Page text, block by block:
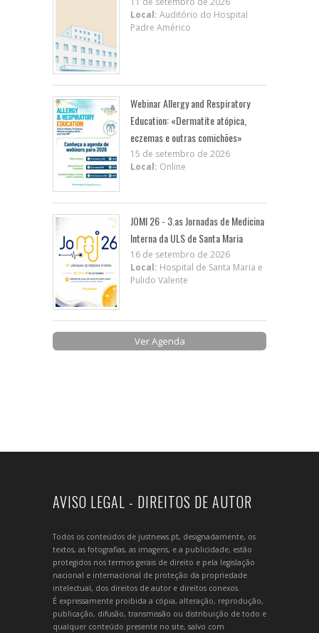
Local: Auditório do Hospital
Padre Américo
Webinar Allergy and Respiratory
Education: «Dermatite atópica,
eczemas e outras comichões»
15 de setembro de 2026
Local: Online
JOMI 26 - 3.as Jornadas de Medicina
Interna da ULS de Santa Maria
16 de setembro de 2026
Local: Hospital de Santa Maria e
Pulido Valente
Ver Agenda
AVISO LEGAL - DIREITOS DE AUTOR
Todos os conteúdos de justnews.pt, designadamente, os
textos, as fotografias, as imagens, e a publicidade, estão
protegidos nos termos gerais de direito e pela legislação
nacional e internacional de proteção da propriedade
intelectual, dos direitos de autor e direitos conexos.
É expressamente proibida a cópia, alteração, reprodução,
publicação, difusão, transmissão ou distribuição de todo e
qualquer conteúdo presente no site, salvo com